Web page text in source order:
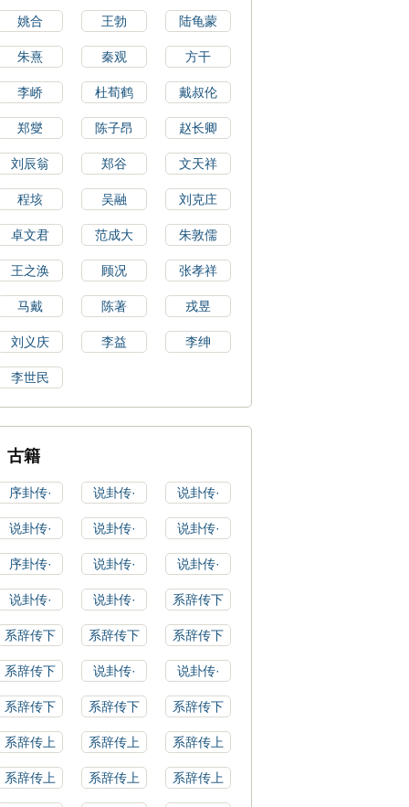
姚合 王勃 陆龟蒙
朱熹 秦观 方干
李峤 杜荀鹤 戴叔伦
郑燮 陈子昂 赵长卿
刘辰翁 郑谷 文天祥
程垓 吴融 刘克庄
卓文君 范成大 朱敦儒
王之涣 顾况 张孝祥
马戴 陈著 戎昱
刘义庆 李益 李绅
李世民
古籍
序卦传· 说卦传· 说卦传·
说卦传· 说卦传· 说卦传·
序卦传· 说卦传· 说卦传·
说卦传· 说卦传· 系辞传下
系辞传下 系辞传下 系辞传下
系辞传下 说卦传· 说卦传·
系辞传下 系辞传下 系辞传下
系辞传上 系辞传上 系辞传上
系辞传上 系辞传上 系辞传上